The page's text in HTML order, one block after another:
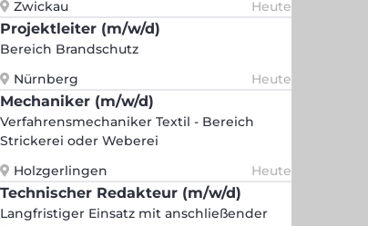
Zwickau Heute
Projektleiter (m/w/d)
Bereich Brandschutz
Nürnberg
Heute
Mechaniker (m/w/d)
Verfahrensmechaniker Textil - Bereich
Strickerei oder Weberei
Holzgerlingen
Heute
Technischer Redakteur (m/w/d)
Langfristiger Einsatz mit anschließender